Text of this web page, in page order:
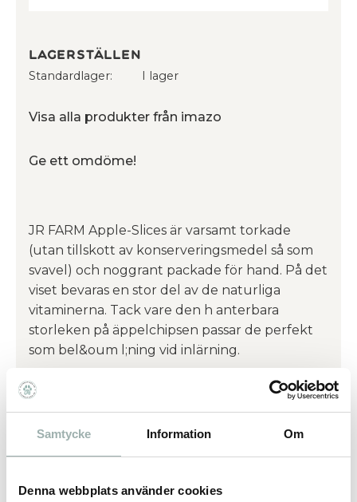
Samtycke Information Om
Denna webbplats använder cookies
Lagerställen
Standardlager I lager
Visa alla produkter från imazo
Ge ett omdöme!
JR FARM Apple-Slices är varsamt torkade
(utan tillskott av konserveringsmedel så som
svavel) och noggrant packade för hand. På det
viset bevaras en stor del av de naturliga
vitaminerna. Tack vare den h anterbara
storleken på äppelchipsen passar de perfekt
som bel&oum l;ning vid inlärning.
Foder för dvärgkaniner, mar svin, hamstrar,
möss och chinchillor.
Analys: Råprotein 1,4 %, r&ar ing;fett 1,6 %,